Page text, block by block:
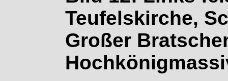
Teufelskirche,
Großer